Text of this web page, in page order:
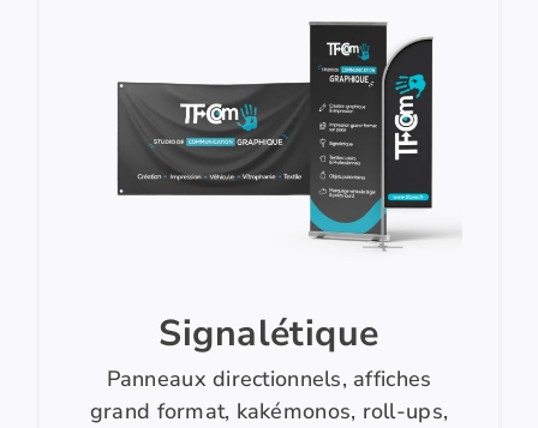
Signalétique
Panneaux directionnels, affiches
grand format, kakémonos, roll-ups,